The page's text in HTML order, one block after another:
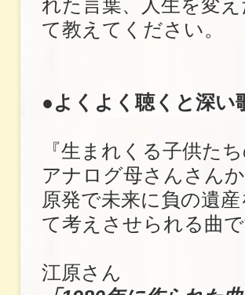
れた言葉、人生を変
て教えてください。
●よくよく聴くと深
『生まれくる子供た
アナログ母さんさん
原発で未来に負の遺
て考えさせられる曲で
江原さん